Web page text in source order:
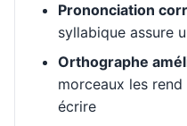
Prononciation
syllabique assure
Orthographe
morceaux les
écrire